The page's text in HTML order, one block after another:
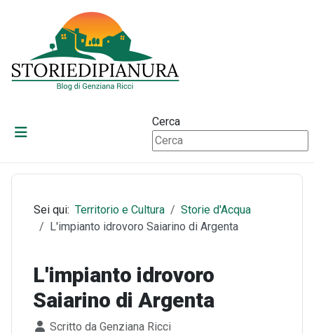
Cerca
Sei qui: Territorio e Cultura
Storie d'Acqua
L'impianto idrovoro Saiarino di Argenta
L'impianto idrovoro
Saiarino di Argenta
Dettagli
Scritto da Genziana Ricci